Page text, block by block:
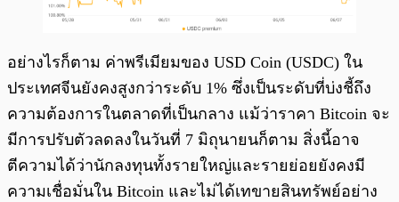
อย่างไรก็ตาม ค่าพรีเมียมของ USD Coin (USDC) ใน
ประเทศจีนยังคงสูงกว่าระดับ 1% ซึ่งเป็นระดับที่บ่งชี้ถึง
ความต้องการในตลาดที่เป็นกลาง แม้ว่าราคา Bitcoin จะ
มีการปรับตัวลดลงในวันที่ 7 มิถุนายนก็ตาม สิ่งนี้อาจ
ตีความได้ว่านักลงทุนทั้งรายใหญ่และรายย่อยยังคงมี
ความเชื่อมั่นใน Bitcoin และไม่ได้เทขายสินทรัพย์อย่าง